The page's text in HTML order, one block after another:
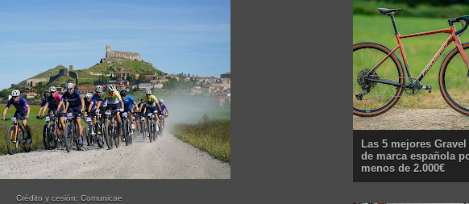
Crédito y cesión: Comunicae
Las 5 mejores Gravel
de marca española
menos de 2.000€